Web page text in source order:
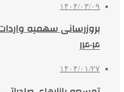
۱۴۰۴/۰۳/۰۹
بروزرسانی سهمیه
۱۴۰۴
۱۴۰۴/۰۱/۲۷